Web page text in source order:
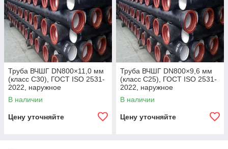
Труба ВЧШГ DN800×11,0 мм
(класс C30), ГОСТ ISO 2531-
2022, наружное
полиуретановое покрытие,
внутреннее цементно-
В наличии
Цену уточняйте
Труба ВЧШГ DN800×9,6 мм
(класс C25), ГОСТ ISO 2531-
2022, наружное
полиуретановое покрытие,
внутреннее цементно-
В наличии
Цену уточняйте